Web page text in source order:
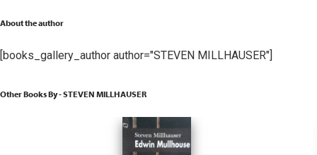
About the author
[books_gallery_author author="STEVEN MILLHAUSER"]
Other Books By - STEVEN MILLHAUSER